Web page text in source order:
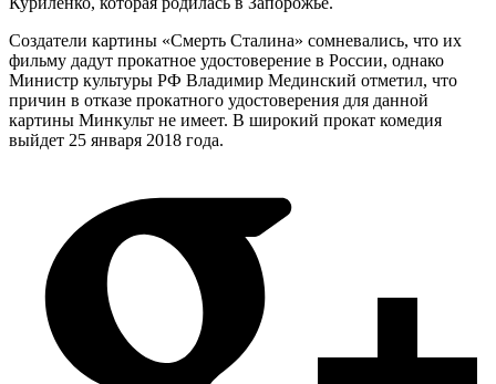
Создатели картины «Смерть Сталина» сомневались, что их
фильму дадут прокатное удостоверение в России, однако
Министр культуры РФ Владимир Мединский отметил, что
причин в отказе прокатного удостоверения для данной
картины Минкульт не имеет. В широкий прокат комедия
выйдет 25 января 2018 года.